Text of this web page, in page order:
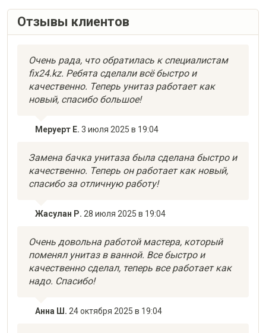
Отзывы клиентов
Очень рада, что обратилась к специалистам
fix24.kz. Ребята сделали всё быстро и
качественно. Теперь унитаз работает как
новый, спасибо большое!
Меруерт Е. 3 июля 2025 в 19:04
Замена бачка унитаза была сделана быстро и
качественно. Теперь он работает как новый,
спасибо за отличную работу!
Жасулан Р. 28 июля 2025 в 19:04
Очень довольна работой мастера, который
поменял унитаз в ванной. Все быстро и
качественно сделал, теперь все работает как
надо. Спасибо!
Анна Ш. 24 октября 2025 в 19:04